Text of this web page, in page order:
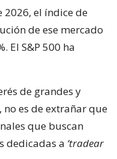
2026, el índice de
de ese mercado
El S&P 500 ha
de grandes y
es de extrañar que
que buscan
dedicadas a ‘tradear